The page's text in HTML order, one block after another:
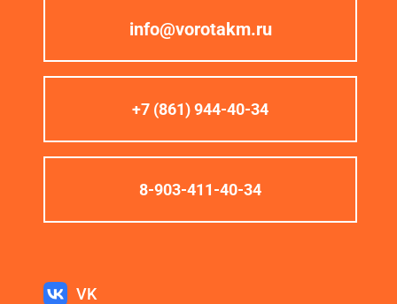
info@vorotakm.ru
+7 (861) 944-40-34
8-903-411-40-34
VK